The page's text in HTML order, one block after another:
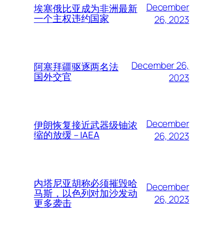
埃塞俄比亚成为非洲最新
一个主权违约国家
December
26, 2023
阿塞拜疆驱逐两名法
国外交官
December 26,
2023
伊朗恢复接近武器级铀浓
缩的放缓 – IAEA
December
26, 2023
内塔尼亚胡称必须摧毁哈
马斯，以色列对加沙发动
更多袭击
December
26, 2023